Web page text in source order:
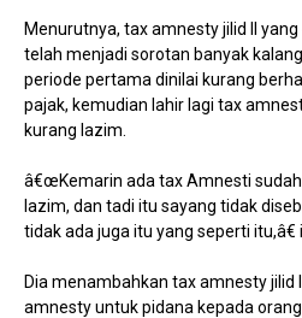
Menurutnya, tax amnesty jilid II
telah menjadi sorotan banyak
periode pertama dinilai kurang
pajak, kemudian lahir lagi tax
kurang lazim.
â€œKemarin ada tax Amnesti
lazim, dan tadi itu sayang tidak
tidak ada juga itu yang seperti itu,â€
Dia menambahkan tax amnesty jilid
amnesty untuk pidana kepada